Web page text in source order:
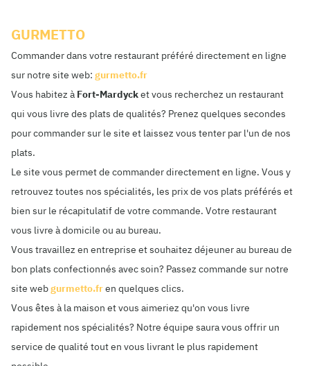
GURMETTO
Commander dans votre restaurant préféré directement en ligne
sur notre site web: gurmetto.fr
Vous habitez à Fort-Mardycket vous recherchez un restaurant
qui vous livre des plats de qualités? Prenez quelques secondes
pour commander sur le site et laissez vous tenter par l'un de nos
plats.
Le site vous permet de commander directement en ligne. Vous y
retrouvez toutes nos spécialités, les prix de vos plats préférés et
bien sur le récapitulatif de votre commande. Votre restaurant
vous livre à domicile ou au bureau.
Vous travaillez en entreprise et souhaitez déjeuner au bureau de
bon plats confectionnés avec soin? Passez commande sur notre
site webgurmetto.fren quelques clics.
Vous êtes à la maison et vous aimeriez qu'on vous livre
rapidement nos spécialités? Notre équipe saura vous offrir un
service de qualité tout en vous livrant le plus rapidement